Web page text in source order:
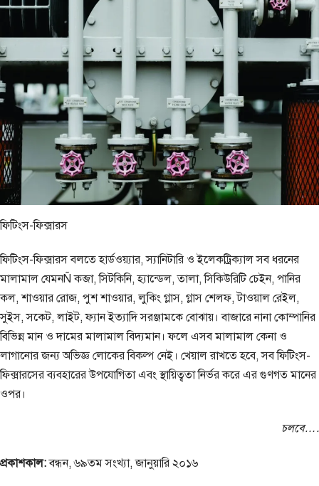
ফিটিংস-ফিক্সারস
ফিটিংস-ফিক্সারস বলতে হার্ডওয়্যার, স্যানিটারি ও ইলেকট্রিক্যাল সব ধরনের
মালামাল যেমনÑ কব্জা, সিটকিনি, হ্যান্ডেল, তালা, সিকিউরিটি চেইন, পানির
কল, শাওয়ার রোজ, পুশ শাওয়ার, লুকিং গ্লাস, গ্লাস শেলফ, টাওয়াল রেইল,
সুইস, সকেট, লাইট, ফ্যান ইত্যাদি সরঞ্জামকে বোঝায়। বাজারে নানা কোম্পানির
বিভিন্ন মান ও দামের মালামাল বিদ্যমান। ফলে এসব মালামাল কেনা ও
লাগানোর জন্য অভিজ্ঞ লোকের বিকল্প নেই। খেয়াল রাখতে হবে, সব ফিটিংস-
ফিক্সারসের ব্যবহারের উপযোগিতা এবং স্থায়িত্বতা নির্ভর করে এর গুণগত মানের
ওপর।
চলবে….
প্রকাশকাল:বন্ধন, ৬৯তম সংখ্যা, জানুয়ারি ২০১৬